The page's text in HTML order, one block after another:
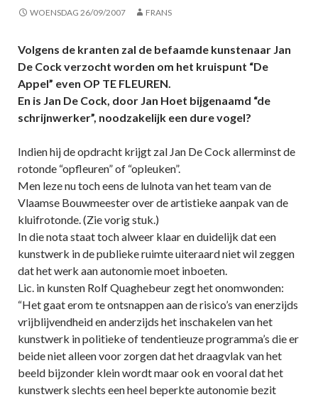
WOENSDAG 26/09/2007 FRANS
Volgens de kranten zal de befaamde kunstenaar Jan
De Cock verzocht worden om het kruispunt “De
Appel” even OP TE FLEUREN.
En is Jan De Cock, door Jan Hoet bijgenaamd “de
schrijnwerker”, noodzakelijk een dure vogel?
Indien hij de opdracht krijgt zal Jan De Cock allerminst de
rotonde “opfleuren” of “opleuken”.
Men leze nu toch eens de lulnota van het team van de
Vlaamse Bouwmeester over de artistieke aanpak van de
kluifrotonde. (Zie vorig stuk.)
In die nota staat toch alweer klaar en duidelijk dat een
kunstwerk in de publieke ruimte uiteraard niet wil zeggen
dat het werk aan autonomie moet inboeten.
Lic. in kunsten Rolf Quaghebeur zegt het onomwonden:
“Het gaat erom te ontsnappen aan de risico’s van enerzijds
vrijblijvendheid en anderzijds het inschakelen van het
kunstwerk in politieke of tendentieuze programma’s die er
beide niet alleen voor zorgen dat het draagvlak van het
beeld bijzonder klein wordt maar ook en vooral dat het
kunstwerk slechts een heel beperkte autonomie bezit